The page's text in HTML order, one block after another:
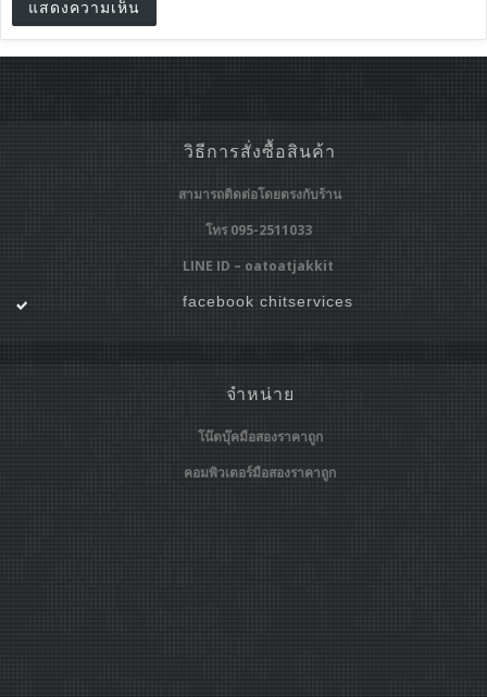
วิธีการสั่งซื้อสินค้า
สามารถติดต่อโดยตรงกับร้าน
โทร 095-2511033
LINE ID – oatoatjakkit
facebook chitservices
จำหน่าย
โน๊ตบุ๊คมือสองราคาถูก
คอมพิวเตอร์มือสองราคาถูก